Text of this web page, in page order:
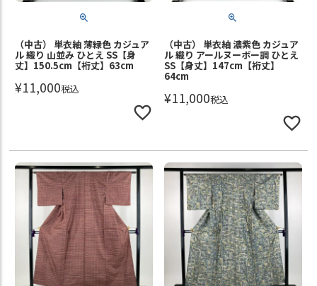
（中古） 単衣紬 薄緑色 カジュア
ル 織り 山並み ひとえ SS【身
丈】150.5cm【裄丈】63cm
¥11,000税込
（中古） 単衣紬 濃紫色 カジュア
ル 織り アールヌーボー調 ひとえ
SS【身丈】147cm【裄丈】
64cm
¥11,000税込